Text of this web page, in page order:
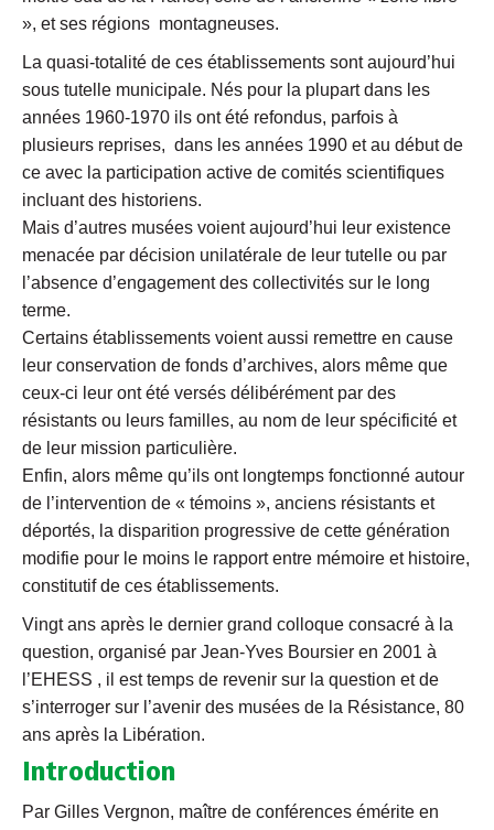
», et ses régions montagneuses.
La quasi-totalité de ces établissements sont aujourd’hui
sous tutelle municipale. Nés pour la plupart dans les
années 1960-1970 ils ont été refondus, parfois à
plusieurs reprises, dans les années 1990 et au début de
ce avec la participation active de comités scientifiques
incluant des historiens.
Mais d’autres musées voient aujourd’hui leur existence
menacée par décision unilatérale de leur tutelle ou par
l’absence d’engagement des collectivités sur le long
terme.
Certains établissements voient aussi remettre en cause
leur conservation de fonds d’archives, alors même que
ceux-ci leur ont été versés délibérément par des
résistants ou leurs familles, au nom de leur spécificité et
de leur mission particulière.
Enfin, alors même qu’ils ont longtemps fonctionné autour
de l’intervention de « témoins », anciens résistants et
déportés, la disparition progressive de cette génération
modifie pour le moins le rapport entre mémoire et histoire,
constitutif de ces établissements.
Vingt ans après le dernier grand colloque consacré à la
question, organisé par Jean-Yves Boursier en 2001 à
l’EHESS , il est temps de revenir sur la question et de
s’interroger sur l’avenir des musées de la Résistance, 80
ans après la Libération.
Introduction
Par Gilles Vergnon, maître de conférences émérite en